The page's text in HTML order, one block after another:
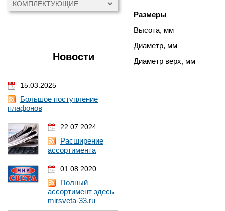
КОМПЛЕКТУЮЩИЕ
Новости
15.03.2025
Большое поступление
плафонов
22.07.2024
Расширение
ассортимента
01.08.2020
Полный
ассортимент здесь
mirsveta-33.ru
Размеры
Высота, мм
Диаметр, мм
Диаметр верх, мм